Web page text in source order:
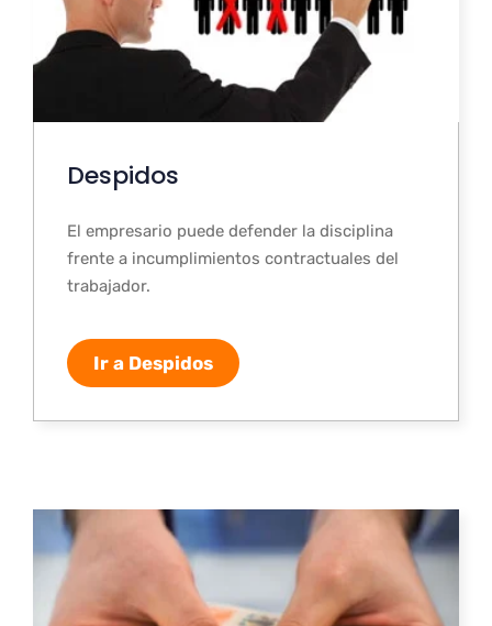
Despidos
El empresario puede defender la disciplina
frente a incumplimientos contractuales del
trabajador.
Ir a Despidos